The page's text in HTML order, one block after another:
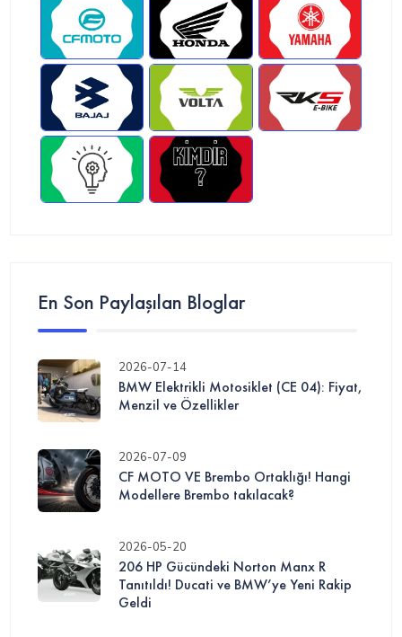
En Son Paylaşılan Bloglar
2026-07-14
BMW Elektrikli Motosiklet (CE 04): Fiyat,
Menzil ve Özellikler
2026-07-09
CF MOTO VE Brembo Ortaklığı! Hangi
Modellere Brembo takılacak?
2026-05-20
206 HP Gücündeki Norton Manx R
Tanıtıldı! Ducati ve BMW’ye Yeni Rakip
Geldi